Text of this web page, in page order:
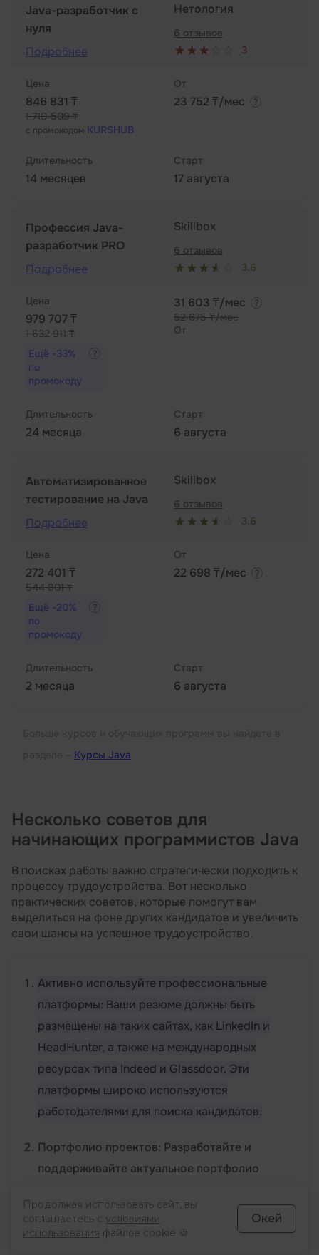
Java-разработчик с
нуля
Подробнее
Нетология
3
6 отзывов
Цена
846 831 ₸
1 710 509 ₸
с промокодом KURSHUB
От
23 752 ₸/мес
Длительность
14 месяцев
Старт
17 августа
Профессия Java-
разработчик PRO
Подробнее
Skillbox
3.6
6 отзывов
Цена
979 707 ₸
1 632 911 ₸
Ещё
-33%
по
промокоду
От
31 603 ₸/мес
52 675 ₸/мес
Длительность
24 месяца
Старт
6 августа
Автоматизированное
тестирование на Java
Подробнее
Skillbox
3.6
6 отзывов
Цена
272 401 ₸
544 801 ₸
Ещё
-20%
по
промокоду
От
22 698 ₸/мес
Длительность
2 месяца
Старт
6 августа
Курсы Java
Несколько советов для
начинающих программистов Java
В поисках работы важно стратегически подходить к
процессу трудоустройства. Вот несколько
практических советов, которые помогут вам
выделиться на фоне других кандидатов и увеличить
свои шансы на успешное трудоустройство.
Активно используйте профессиональные
платформы: Ваши резюме должны быть
размещены на таких сайтах, как LinkedIn и
HeadHunter, а также на международных
ресурсах типа Indeed и Glassdoor. Эти
платформы широко используются
работодателями для поиска кандидатов.
Портфолио проектов: Разработайте и
поддерживайте актуальное портфолио
демонстрирует ваши навыки, но и показывает
вашу страсть к программированию.
Продолжая использовать сайт, вы
соглашаетесь с условиями
использования файлов cookie 🍪
Окей